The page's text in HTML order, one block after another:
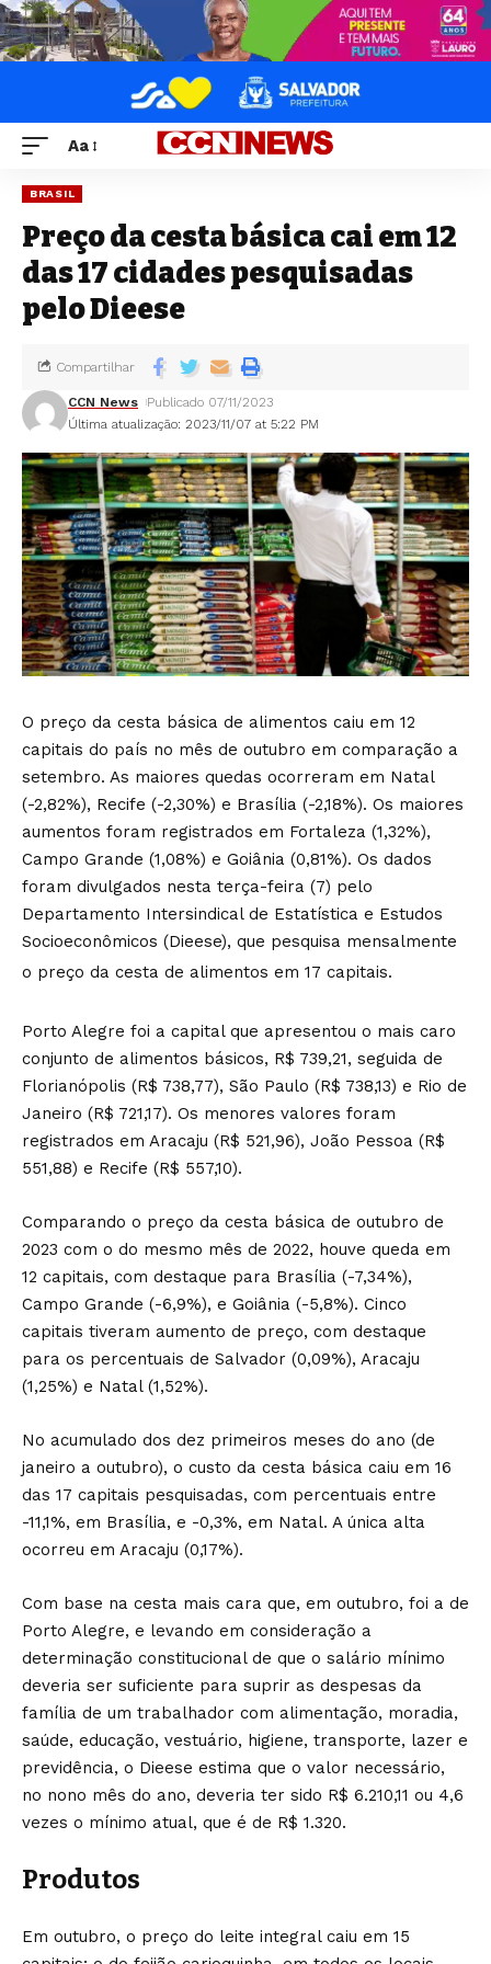
Aa
BRASIL
Preço da cesta básica cai em 12
das 17 cidades pesquisadas
pelo Dieese
Última atualização: 2023/11/07 at 5:22 PM
CCN News Publicado 07/11/2023
Compartilhar
O preço da cesta básica de alimentos caiu em 12
capitais do país no mês de outubro em comparação a
setembro. As maiores quedas ocorreram em Natal
(-2,82%), Recife (-2,30%) e Brasília (-2,18%). Os maiores
aumentos foram registrados em Fortaleza (1,32%),
Campo Grande (1,08%) e Goiânia (0,81%). Os dados
foram divulgados nesta terça-feira (7) pelo
Departamento Intersindical de Estatística e Estudos
Socioeconômicos (Dieese), que pesquisa mensalmente
o preço da cesta de alimentos em 17 capitais.
Porto Alegre foi a capital que apresentou o mais caro
conjunto de alimentos básicos, R$ 739,21, seguida de
Florianópolis (R$ 738,77), São Paulo (R$ 738,13) e Rio de
Janeiro (R$ 721,17). Os menores valores foram
registrados em Aracaju (R$ 521,96), João Pessoa (R$
551,88) e Recife (R$ 557,10).
Comparando o preço da cesta básica de outubro de
2023 com o do mesmo mês de 2022, houve queda em
12 capitais, com destaque para Brasília (-7,34%),
Campo Grande (-6,9%), e Goiânia (-5,8%). Cinco
capitais tiveram aumento de preço, com destaque
para os percentuais de Salvador (0,09%), Aracaju
(1,25%) e Natal (1,52%).
No acumulado dos dez primeiros meses do ano (de
janeiro a outubro), o custo da cesta básica caiu em 16
das 17 capitais pesquisadas, com percentuais entre
-11,1%, em Brasília, e -0,3%, em Natal. A única alta
ocorreu em Aracaju (0,17%).
Com base na cesta mais cara que, em outubro, foi a de
Porto Alegre, e levando em consideração a
determinação constitucional de que o salário mínimo
deveria ser suficiente para suprir as despesas da
família de um trabalhador com alimentação, moradia,
saúde, educação, vestuário, higiene, transporte, lazer e
previdência, o Dieese estima que o valor necessário,
no nono mês do ano, deveria ter sido R$ 6.210,11 ou 4,6
vezes o mínimo atual, que é de R$ 1.320.
Produtos
Em outubro, o preço do leite integral caiu em 15